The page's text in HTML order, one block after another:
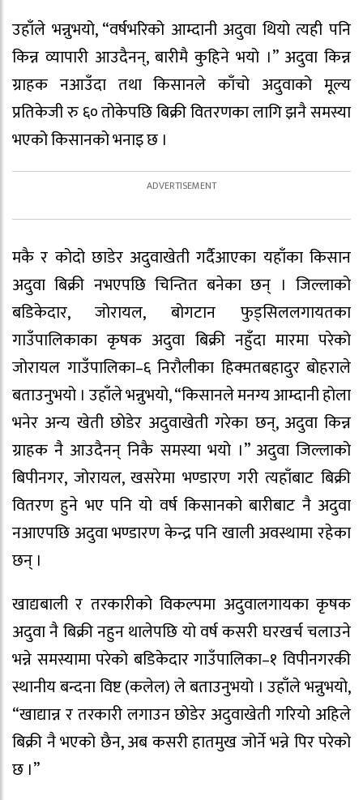
उहाँले भन्नुभयो, “वर्षभरिको आम्दानी अदुवा थियो त्यही पनि
किन्न व्यापारी आउदैनन्, बारीमै कुहिने भयो ।” अदुवा किन्न
ग्राहक नआउँदा तथा किसानले काँचो अदुवाको मूल्य
प्रतिकेजी रु ६० तोकेपछि बिक्री वितरणका लागि झनै समस्या
भएको किसानको भनाइ छ ।
मकै र कोदो छाडेर अदुवाखेती गर्दैआएका यहाँका किसान
अदुवा बिक्री नभएपछि चिन्तित बनेका छन् । जिल्लाको
बडिकेदार, जोरायल, बोगटान फुड्सिललगायतका
गाउँपालिकाका कृषक अदुवा बिक्री नहुँदा मारमा परेको
जोरायल गाउँपालिका–६ निरौलीका हिक्मतबहादुर बोहराले
बताउनुभयो । उहाँले भन्नुभयो, “किसानले मनग्य आम्दानी होला
भनेर अन्य खेती छोडेर अदुवाखेती गरेका छन्, अदुवा किन्न
ग्राहक नै आउदैनन् निकै समस्या भयो ।” अदुवा जिल्लाको
बिपीनगर, जोरायल, खसरेमा भण्डारण गरी त्यहाँबाट बिक्री
वितरण हुने भए पनि यो वर्ष किसानको बारीबाट नै अदुवा
नआएपछि अदुवा भण्डारण केन्द्र पनि खाली अवस्थामा रहेका
छन् ।
खाद्यबाली र तरकारीको विकल्पमा अदुवालगायका कृषक
अदुवा नै बिक्री नहुन थालेपछि यो वर्ष कसरी घरखर्च चलाउने
भन्ने समस्यामा परेको बडिकेदार गाउँपालिका–१ विपीनगरकी
स्थानीय बन्दना विष्ट (कलेल) ले बताउनुभयो । उहाँले भन्नुभयो,
“खाद्यान्न र तरकारी लगाउन छोडेर अदुवाखेती गरियो अहिले
बिक्री नै भएको छैन, अब कसरी हातमुख जोर्ने भन्ने पिर परेको
छ ।”